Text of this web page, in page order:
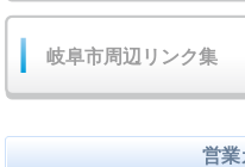
岐阜市周辺リンク集
営業